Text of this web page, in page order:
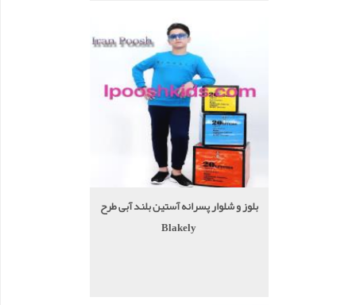
بلوز و شلوار پسرانه آستین بلند آبی طرح
Blakely